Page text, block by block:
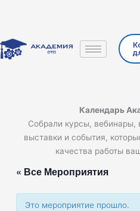
Календарь
Собрали курсы, вебинары,
выставки и события,
качества работы
« Все Мероприятия
Это мероприятие прошло.